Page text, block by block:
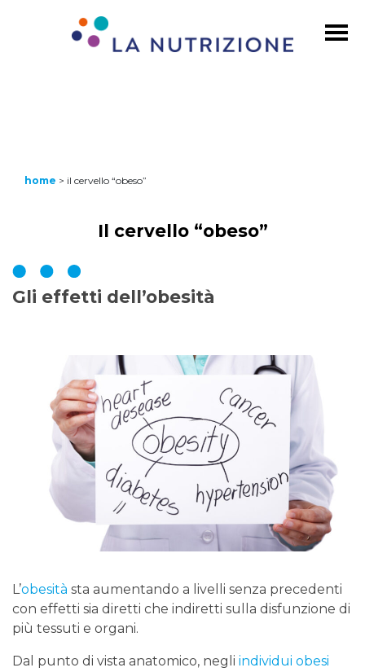
home > il cervello “obeso”
Il cervello “obeso”
Gli effetti dell’obesità
L’obesità sta aumentando a livelli senza precedenti
con effetti sia diretti che indiretti sulla disfunzione di
più tessuti e organi.
Dal punto di vista anatomico, negli individui obesi